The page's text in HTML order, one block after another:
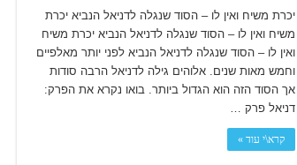
יכרת משיח ואין לו – הסוד שנגלה לדניאל הנביא יכרת
משיח ואין לו – הסוד שנגלה לדניאל הנביא יכרת משיח
ואין לו – הסוד שנגלה לדניאל הנביא לפני יותר מאלפיים
וחמש מאות שנים. אלוהים גילה לדניאל הרבה סודות
אך הסוד הזה הוא הגדול ביותר. בואו נקרא את הפרק:
דניאל פרק …
קרא\י עוד »